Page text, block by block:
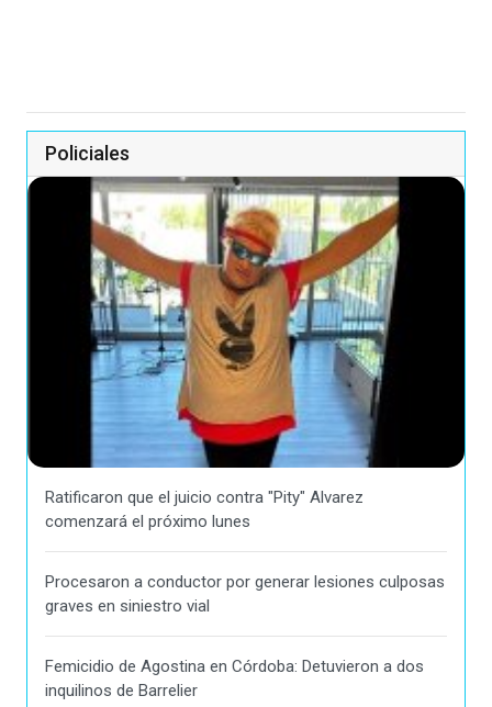
Policiales
Ratificaron que el juicio contra "Pity" Alvarez
comenzará el próximo lunes
Procesaron a conductor por generar lesiones culposas
graves en siniestro vial
Femicidio de Agostina en Córdoba: Detuvieron a dos
inquilinos de Barrelier